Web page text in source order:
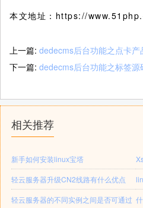
本文地址：https://
上一篇: dedecms后台功能之点卡产
下一篇: dedecms后台功能之标签源
相关推荐
新手如何安装linux宝塔
轻云服务器升级CN2线路有什么优点
轻云服务器的不同实例之间是否可通过